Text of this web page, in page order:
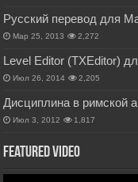
Русский перевод для
Мар 25, 2013 2,272
Level Editor (TXEditor)
Июл 26, 2014 2,205
Дисциплина в римской
Июл 3, 2012 1,817
Featured Video